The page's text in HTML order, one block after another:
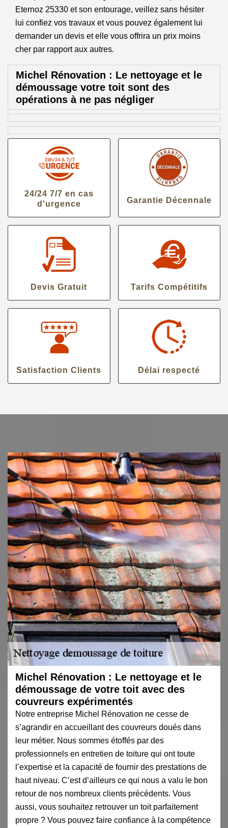
Eternoz 25330 et son entourage, veillez sans hésiter
lui confiez vos travaux et vous pouvez également lui
demander un devis et elle vous offrira un prix moins
cher par rapport aux autres.
Michel Rénovation : Le nettoyage et le
démoussage votre toit sont des
opérations à ne pas négliger
24/24 7/7 en cas
d'urgence
Garantie Décennale
Devis Gratuit Tarifs Compétitifs
Satisfaction Clients Délai respecté
Michel Rénovation : Le nettoyage et le
démoussage de votre toit avec des
couvreurs expérimentés
Notre entreprise Michel Rénovation ne cesse de
s’agrandir en accueillant des couvreurs doués dans
leur métier. Nous sommes étoffés par des
professionnels en entretien de toiture qui ont toute
l’expertise et la capacité de fournir des prestations de
haut niveau. C’est d’ailleurs ce qui nous a valu le bon
retour de nos nombreux clients précédents. Vous
aussi, vous souhaitez retrouver un toit parfaitement
propre ? Vous pouvez faire confiance à la compétence